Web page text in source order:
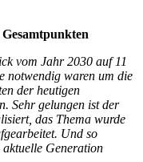
vom Jahr 2030 auf 11
notwendig waren um die
der heutigen
Sehr gelungen ist der
das Thema wurde
Und so
Generation